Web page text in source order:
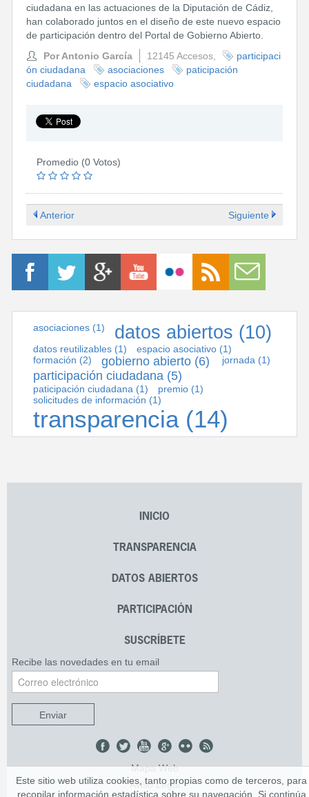
ciudadana en las actuaciones de la Diputación de Cádiz,
han colaborado juntos en el diseño de este nuevo espacio
de participación dentro del Portal de Gobierno Abierto.
Por Antonio García
12145 Accesos,
participaci
ón ciudadana
asociaciones
paticipación
ciudadana
espacio asociativo
Promedio (0 Votos)
Anterior Siguiente
asociaciones (1) datos abiertos (10)
datos reutilizables (1) espacio asociativo (1)
formación (2) gobierno abierto (6) jornada (1)
participación ciudadana (5)
paticipación ciudadana (1) premio (1)
solicitudes de información (1)
transparencia (14)
INICIO
TRANSPARENCIA
DATOS ABIERTOS
PARTICIPACIÓN
SUSCRÍBETE
Recibe las novedades en tu email
Enviar
Mapa Web
Aviso Legal
Este sitio web utiliza cookies, tanto propias como de terceros, para
recopilar información estadística sobre su navegación. Si continúa